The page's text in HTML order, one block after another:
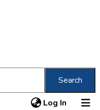
Search
Log In (current)